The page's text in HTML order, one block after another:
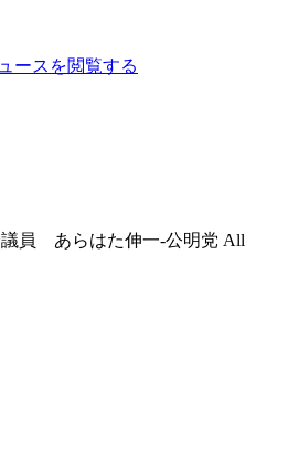
ースを閲覧する
議員 あらはた伸一-公明党 All